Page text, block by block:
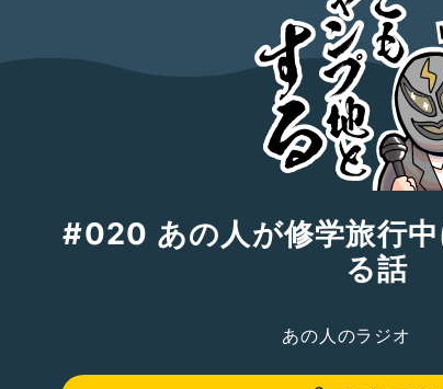
#020 あの人が修学旅行
る話
あの人のラジオ